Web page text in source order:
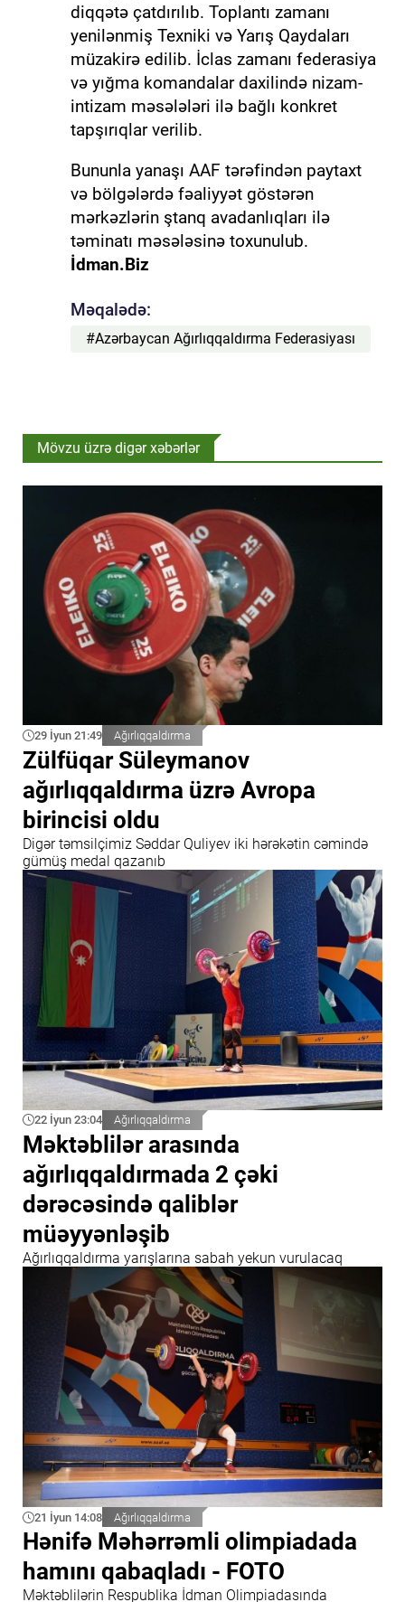
diqqətə çatdırılıb. Toplantı zamanı
yenilənmiş Texniki və Yarış Qaydaları
müzakirə edilib. İclas zamanı federasiya
və yığma komandalar daxilində nizam-
intizam məsələləri ilə bağlı konkret
tapşırıqlar verilib.
Bununla yanaşı AAF tərəfindən paytaxt
və bölgələrdə fəaliyyət göstərən
mərkəzlərin ştanq avadanlıqları ilə
təminatı məsələsinə toxunulub.
İdman.Biz
Məqalədə:
#Azərbaycan Ağırlıqqaldırma Federasiyası
Mövzu üzrə digər xəbərlər
29 İyun 21:49 Ağırlıqqaldırma
Zülfüqar Süleymanov
ağırlıqqaldırma üzrə Avropa
birincisi oldu
Digər təmsilçimiz Səddar Quliyev iki hərəkətin cəmində
gümüş medal qazanıb
22 İyun 23:04 Ağırlıqqaldırma
Məktəblilər arasında
ağırlıqqaldırmada 2 çəki
dərəcəsində qaliblər
müəyyənləşib
Ağırlıqqaldırma yarışlarına sabah yekun vurulacaq
21 İyun 14:08 Ağırlıqqaldırma
Hənifə Məhərrəmli olimpiadada
hamını qabaqladı - FOTO
Məktəblilərin Respublika İdman Olimpiadasında